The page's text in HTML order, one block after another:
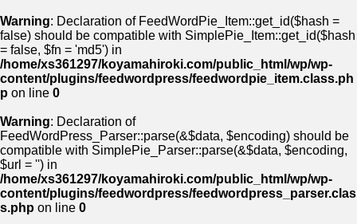
Warning: Declaration of FeedWordPie_Item::get_id($hash =
false) should be compatible with SimplePie_Item::get_id($hash
= false, $fn = 'md5') in
/home/xs361297/koyamahiroki.com/public_html/wp/wp-
content/plugins/feedwordpress/feedwordpie_item.class.ph
p on line 0
Warning: Declaration of
FeedWordPress_Parser::parse(&$data, $encoding) should be
compatible with SimplePie_Parser::parse(&$data, $encoding,
$url = '') in
/home/xs361297/koyamahiroki.com/public_html/wp/wp-
content/plugins/feedwordpress/feedwordpress_parser.clas
s.php on line 0